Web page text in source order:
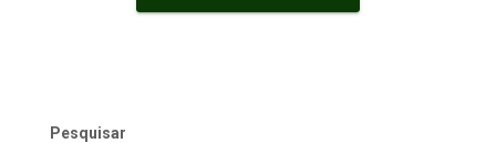
Pesquisar